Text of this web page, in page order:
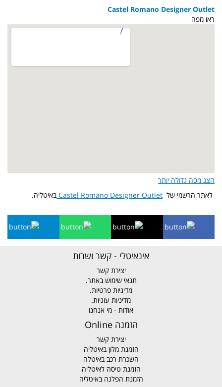
Castel Romano Designer Outlet
ראו מפה
הצג מפה גדולה יותר
לאתר הרשמי של Castel Romano Designer Outlet באיטליה.
אינאיטלי - קשר ושרות
יצירת קשר
תנאי שימוש באתר.
מדיניות פרטיות.
מדיניות עוגיות.
אודות - מי אנחנו
הזמנה Online
יצירת קשר
הזמנת מלון באיטליה
השכרת רכב באיטלה
הזמנת טיסה לאיטליה
הזמנת הפלגה באיטליה